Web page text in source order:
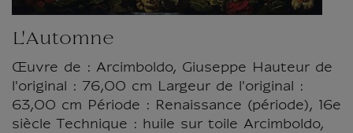
L'Automne
Œuvre de : Arcimboldo, Giuseppe Hauteur de
l'original : 76,00 cm Largeur de l'original :
63,00 cm Période : Renaissance (période), 16e
siècle Technique : huile sur toile Arcimboldo,